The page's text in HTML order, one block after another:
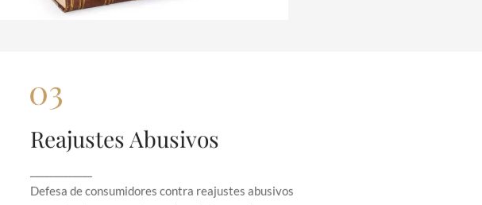
Reajustes Abusivos
Defesa de consumidores contra reajustes abusivos
Reajustes Abusivos
serviços essenciais, buscando equilíbrio e